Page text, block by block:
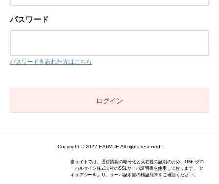
パスワード
パスワードを忘れた方はこちら
Copyright © 2022 EAUVUE All rights reserved.
当サイトでは、通信情報の暗号化と実在性の証明のため、GMOグロ
ーバルサイン株式会社のSSLサーバ証明書を使用しております。 セ
キュアシールより、サーバ証明書の検証結果をご確認ください。